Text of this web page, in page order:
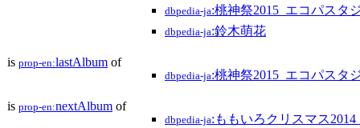
dbpedia-ja:桃神祭2015_エコパスタ
dbpedia-ja:鈴木萌花
is prop-en:lastAlbum of
dbpedia-ja:桃神祭2015_エコパスタ
is prop-en:nextAlbum of
dbpedia-ja:ももいろクリスマス